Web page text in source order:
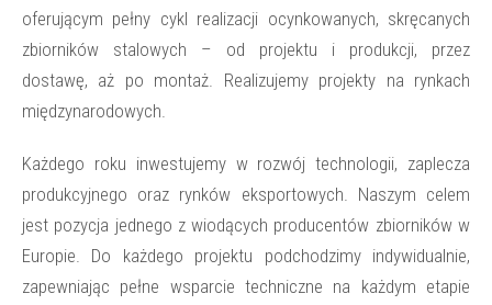
oferującym pełny cykl realizacji ocynkowanych, skręcanych
zbiorników stalowych – od projektu i produkcji, przez
dostawę, aż po montaż. Realizujemy projekty na rynkach
międzynarodowych.
Każdego roku inwestujemy w rozwój technologii, zaplecza
produkcyjnego oraz rynków eksportowych. Naszym celem
jest pozycja jednego z wiodących producentów zbiorników w
Europie. Do każdego projektu podchodzimy indywidualnie,
zapewniając pełne wsparcie techniczne na każdym etapie